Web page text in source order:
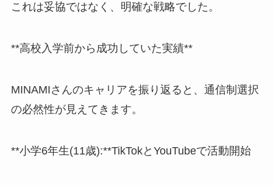
これは妥協ではなく、明確な戦略でした。
**高校入学前から成功していた実績**
MINAMIさんのキャリアを振り返ると、通信制選択
の必然性が見えてきます。
**小学6年生(11歳):**TikTokとYouTubeで活動開始